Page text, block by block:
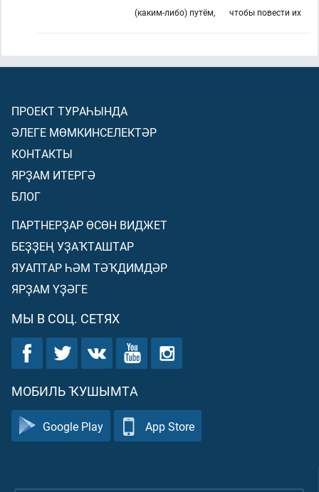
чтобы повести их
(каким-либо) путём,
ПРОЕКТ ТУРАҺЫНДА
ӘЛЕГЕ МӨМКИНСЕЛЕКТӘР
КОНТАКТЫ
ЯРҘАМ ИТЕРГӘ
БЛОГ
ПАРТНЕРҘАР ӨСӨН ВИДЖЕТ
БЕҘҘЕҢ УҘАҠТАШТАР
ЯУАПТАР ҺӘМ ТӘҠДИМДӘР
ЯРҘАМ ҮҘӘГЕ
МЫ В СОЦ. СЕТЯХ
МОБИЛЬ ҠУШЫМТА
Google Play App Store